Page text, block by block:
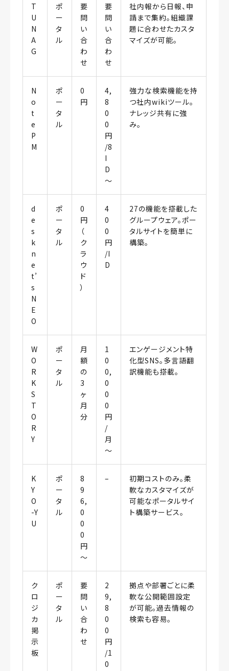
T
U
N
A
G
ポ
ー
タ
ル
要
問
い
合
わ
せ
要
問
い
合
わ
せ
社内報から日報、申
請まで集約。組織課
題に合わせたカスタ
マイズが可能。
N
o
t
e
P
M
ポ
ー
タ
ル
0
円
4,
8
0
0
円
/8
I
D
〜
強力な検索機能を持
つ社内wikiツール。
ナレッジ共有に強
み。
d
e
s
k
n
e
t’
s
N
E
O
ポ
ー
タ
ル
0
円
（
ク
ラ
ウ
ド
）
4
0
0
円
/I
D
27の機能を搭載した
グループウェア。ポー
タルサイトを簡単に
構築。
W
O
R
K
S
T
O
R
Y
ポ
ー
タ
ル
月
額
の
3
ヶ
月
分
1
0
0,
0
0
0
円
/
月
〜
エンゲージメント特
化型SNS。多言語翻
訳機能も搭載。
K
Y
O
-Y
U
ポ
ー
タ
ル
8
9
6,
0
0
0
円
〜
–
初期コストのみ。柔
軟なカスタマイズが
可能なポータルサイ
ト構築サービス。
ク
ロ
ジ
カ
掲
示
板
ポ
ー
タ
ル
要
問
い
合
わ
せ
2
9,
8
0
0
円
/1
0
拠点や部署ごとに柔
軟な公開範囲設定
が可能。過去情報の
検索も容易。